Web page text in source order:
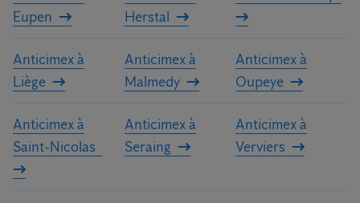
Eupen
Herstal
Anticimex à
Liège
Anticimex à
Malmedy
Anticimex à
Oupeye
Anticimex à
Saint-Nicolas
Anticimex à
Seraing
Anticimex à
Verviers